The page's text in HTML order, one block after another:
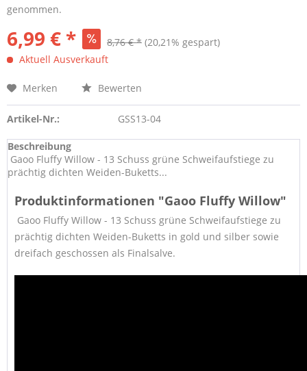
genommen.
6,99 € * 8,76 € * (20,21% gespart)
Aktuell Ausverkauft
Merken Bewerten
Artikel-Nr.: GSS13-04
Beschreibung
Gaoo Fluffy Willow - 13 Schuss grüne Schweifaufstiege zu
prächtig dichten Weiden-Buketts...
Produktinformationen "Gaoo Fluffy Willow"
Gaoo Fluffy Willow - 13 Schuss grüne Schweifaufstiege zu
prächtig dichten Weiden-Buketts in gold und silber sowie
dreifach geschossen als Finalsalve.